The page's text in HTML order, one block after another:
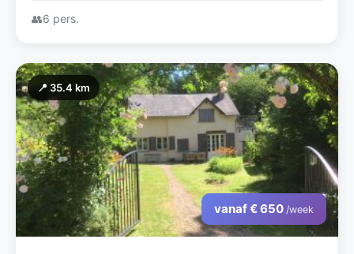
👥6 pers.
📍 35.4 km
vanaf € 650 /week